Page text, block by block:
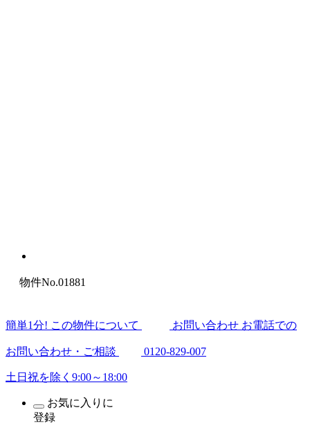
物件No.01881
簡単1分! この物件について お問い合わせ お電話での
お問い合わせ・ご相談 0120-829-007
土日祝を除く9:00～18:00
お気に入りに
登録